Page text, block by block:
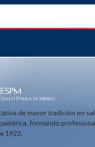
de mayor tradición en
formando
1922.